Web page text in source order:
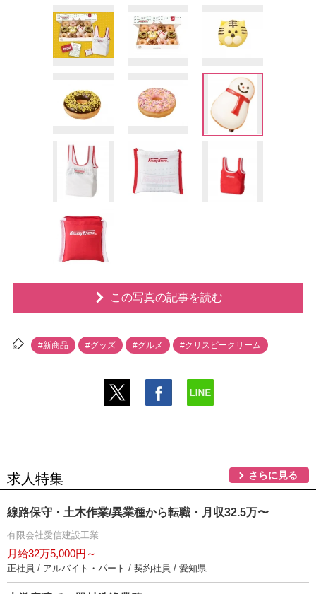
この写真の記事を読む
#新商品 #グッズ #グルメ #クリスピークリーム
求人特集 さらに見る
線路保守・土木作業/異業種から転職・月収32.5万〜
有限会社愛信建設工業
月給32万5,000円～
正社員 / アルバイト・パート / 契約社員 / 愛知県